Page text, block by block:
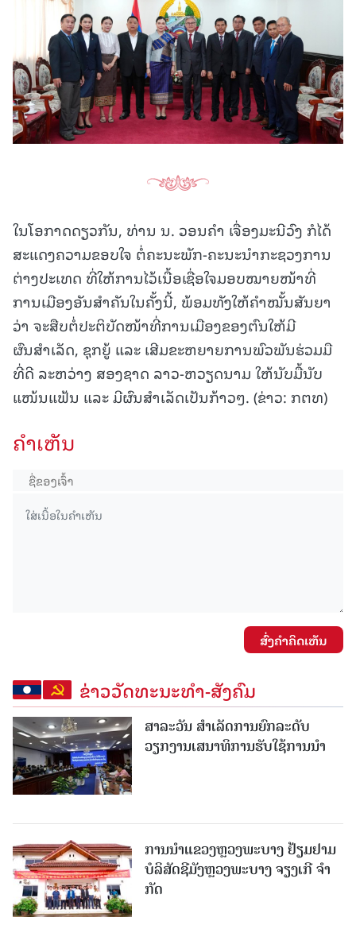
ໃນໂອກາດດຽວກັນ, ທ່ານ ນ. ວອນຄຳ ເຈື່ອງມະນີວົງ ກໍໄດ້
ສະແດງຄວາມຂອບໃຈ ຕໍ່ຄະນະພັກ-ຄະນະນຳກະຊວງການ
ຕ່າງປະເທດ ທີ່ໃຫ້ການໄວ້ເນື້ອເຊື່ອໃຈມອບໝາຍໜ້າທີ່
ການເມືອງອັນສຳຄັນໃນຄັ້ງນີ້, ພ້ອມທັງໃຫ້ຄຳໝັ້ນສັນຍາ
ວ່າ ຈະສືບຕໍ່ປະຕິບັດໜ້າທີ່ການເມືອງຂອງຕົນໃຫ້ມີ
ຜົນສຳເລັດ, ຊຸກຍູ້ ແລະ ເສີມຂະຫຍາຍການພົວພັນຮ່ວມມື
ທີ່ດີ ລະຫວ່າງ ສອງຊາດ ລາວ-ຫວຽດນາມ ໃຫ້ນັບມື້ນັບ
ແໜ້ນແຟ້ນ ແລະ ມີຜົນສຳເລັດເປັນກ້າວໆ. (ຂ່າວ: ກຕທ)
ຄໍາເຫັນ
ສົ່ງຄໍາຄິດເຫັນ
ຂ່າວວັດທະນະທຳ-ສັງຄົມ
ສາລະວັນ ສໍາເລັດການຍົກລະດັບ
ວຽກງານເສນາທິການຮັບໃຊ້ການນໍາ
ການນຳແຂວງຫຼວງພະບາງ ຢ້ຽມ​ຢາມ
ບໍ​ລິ​ສັດຊີມັງຫຼວງພະບາງ ຈຽງເກີ ຈໍາ
ກັດ